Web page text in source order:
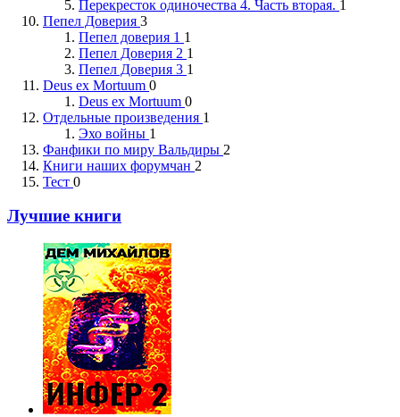
Перекресток одиночества 4. Часть вторая. 1
Пепел Доверия 3
Пепел доверия 1 1
Пепел Доверия 2 1
Пепел Доверия 3 1
Deus ex Mortuum 0
Deus ex Mortuum 0
Отдельные произведения 1
Эхо войны 1
Фанфики по миру Вальдиры 2
Книги наших форумчан 2
Тест 0
Лучшие книги